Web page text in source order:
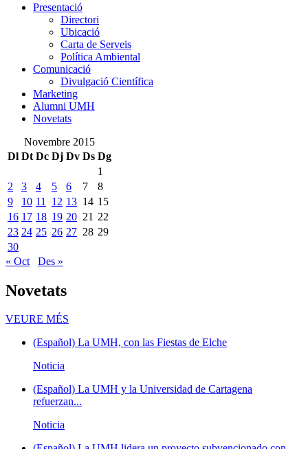
Presentació
Presentació
Directori
Ubicació
Carta de Serveis
Política Ambiental
Comunicació
Comunicació
Divulgació Científica
Marketing
Alumni UMH
Novetats
Novembre 2015
Dl Dt Dc Dj Dv Ds Dg
1
2
3 4 5 6 7
8
9
10 11 12 13 14 15
16 17 18 19 20 21 22
23 24 25 26 27 28 29
30
« Oct
Des »
Novetats
VEURE MÉS
(Español) La UMH, con las Fiestas de Elche
Noticia
(Español) La UMH y la Universidad de Cartagena
refuerzan...
Noticia